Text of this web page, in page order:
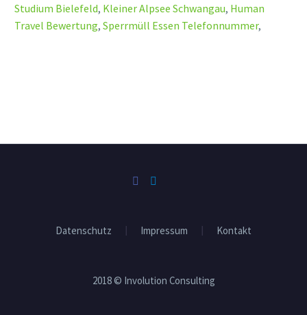
Studium Bielefeld, Kleiner Alpsee Schwangau, Human
Travel Bewertung, Sperrmüll Essen Telefonnummer,
Datenschutz Impressum Kontakt
2018 © Involution Consulting